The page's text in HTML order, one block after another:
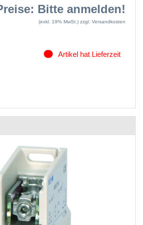
Bitte anmelden!
(exkl. 19% MwSt.) zzgl. Versandkosten
Artikel hat Lieferzeit